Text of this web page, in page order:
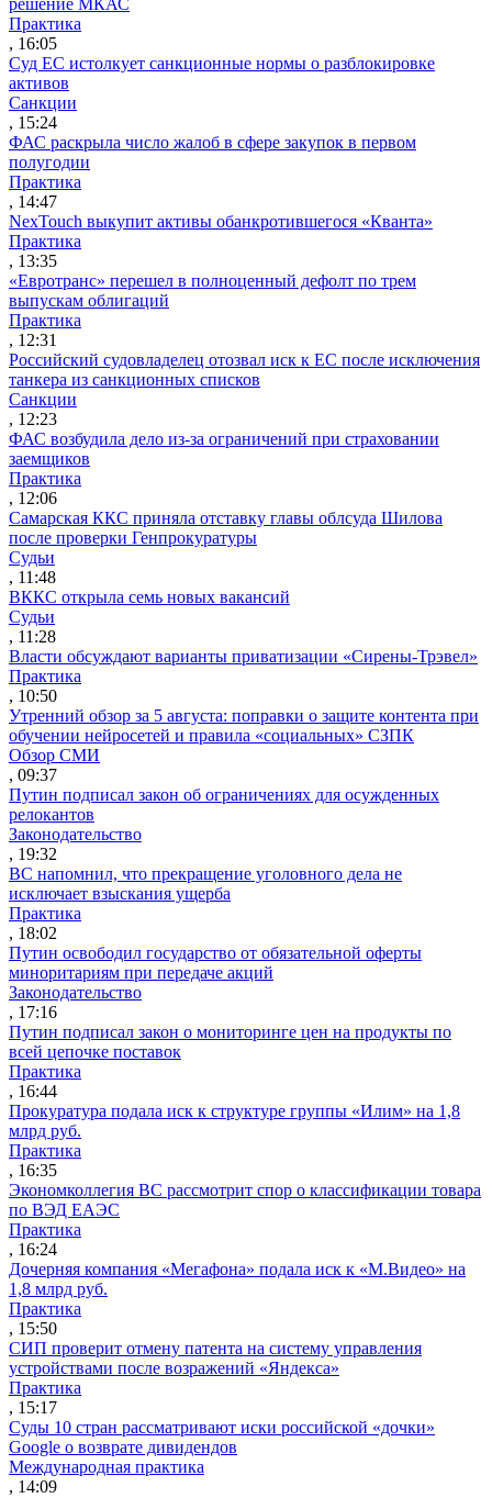
Практика
, 16:05
Суд ЕС истолкует санкционные нормы о разблокировке
активов
Санкции
, 15:24
ФАС раскрыла число жалоб в сфере закупок в первом
полугодии
Практика
, 14:47
NexTouch выкупит активы обанкротившегося «Кванта»
Практика
, 13:35
«Евротранс» перешел в полноценный дефолт по трем
выпускам облигаций
Практика
, 12:31
Российский судовладелец отозвал иск к ЕС после исключения
танкера из санкционных списков
Санкции
, 12:23
ФАС возбудила дело из-за ограничений при страховании
заемщиков
Практика
, 12:06
Самарская ККС приняла отставку главы облсуда Шилова
после проверки Генпрокуратуры
Судьи
, 11:48
ВККС открыла семь новых вакансий
Судьи
, 11:28
Власти обсуждают варианты приватизации «Сирены-Трэвел»
Практика
, 10:50
Утренний обзор за 5 августа: поправки о защите контента при
обучении нейросетей и правила «социальных» СЗПК
Обзор СМИ
, 09:37
Путин подписал закон об ограничениях для осужденных
релокантов
Законодательство
, 19:32
ВС напомнил, что прекращение уголовного дела не
исключает взыскания ущерба
Практика
, 18:02
Путин освободил государство от обязательной оферты
миноритариям при передаче акций
Законодательство
, 17:16
Путин подписал закон о мониторинге цен на продукты по
всей цепочке поставок
Практика
, 16:44
Прокуратура подала иск к структуре группы «Илим» на 1,8
млрд руб.
Практика
, 16:35
Экономколлегия ВС рассмотрит спор о классификации товара
по ВЭД ЕАЭС
Практика
, 16:24
Дочерняя компания «Мегафона» подала иск к «М.Видео» на
1,8 млрд руб.
Практика
, 15:50
СИП проверит отмену патента на систему управления
устройствами после возражений «Яндекса»
Практика
, 15:17
Суды 10 стран рассматривают иски российской «дочки»
Google о возврате дивидендов
Международная практика
, 14:09